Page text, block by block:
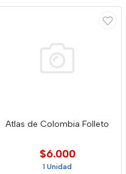
Atlas de Colombia Folleto
$6.000
1 Unidad